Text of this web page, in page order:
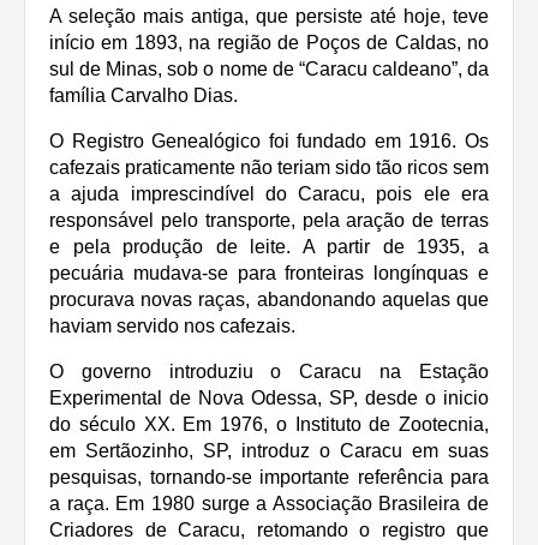
A seleção mais antiga, que persiste até hoje, teve
início em 1893, na região de Poços de Caldas, no
sul de Minas, sob o nome de “Caracu caldeano”, da
família Carvalho Dias.
O Registro Genealógico foi fundado em 1916. Os
cafezais praticamente não teriam sido tão ricos sem
a ajuda imprescindível do Caracu, pois ele era
responsável pelo transporte, pela aração de terras
e pela produção de leite. A partir de 1935, a
pecuária mudava-se para fronteiras longínquas e
procurava novas raças, abandonando aquelas que
haviam servido nos cafezais.
O governo introduziu o Caracu na Estação
Experimental de Nova Odessa, SP, desde o inicio
do século XX. Em 1976, o Instituto de Zootecnia,
em Sertãozinho, SP, introduz o Caracu em suas
pesquisas, tornando-se importante referência para
a raça. Em 1980 surge a Associação Brasileira de
Criadores de Caracu, retomando o registro que